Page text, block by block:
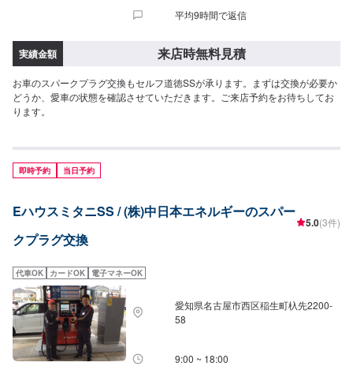
平均9時間で返信
実績金額 来店時無料見積
お車のスパークプラグ交換もセルフ道徳SSが承ります。まずは交換が必要か
どうか、愛車の状態を確認させていただきます。ご来店予約をお待ちしてお
ります。
即時予約 当日予約
EハウスミタニSS / (株)中日本エネルギーのスパー
クプラグ交換
5.0(3件)
代車OK カードOK 電子マネーOK
愛知県名古屋市西区稲生町杁先2200-
58
9:00 ~ 18:00